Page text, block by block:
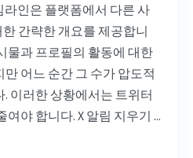
라인은 플랫폼에서 다른 사
간략한 개요를 제공합니
물과 프로필의 활동에 대한
어느 순간 그 수가 압도적
이러한 상황에서는 트위터
야 합니다. X 알림 지우기 ...